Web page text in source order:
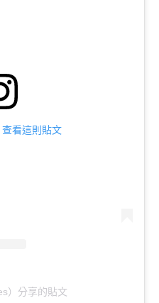
看這則貼文
）分享的貼文